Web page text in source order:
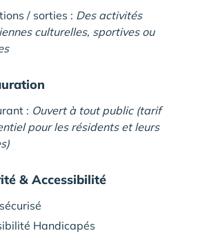
/ sorties : Des activités
culturelles, sportives ou
: Ouvert à tout public (tarif
pour les résidents et leurs
& Accessibilité
Handicapés